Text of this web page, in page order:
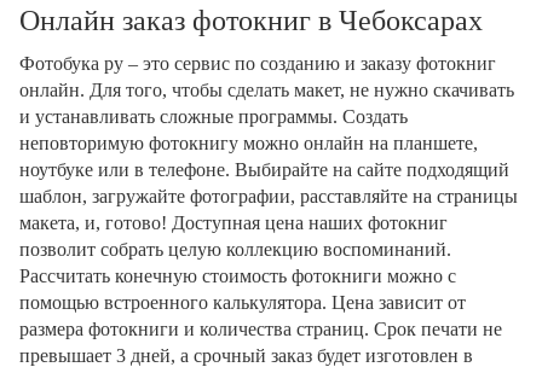
Онлайн заказ фотокниг в Чебоксарах
Фотобука ру – это сервис по созданию и заказу фотокниг
онлайн. Для того, чтобы сделать макет, не нужно скачивать
и устанавливать сложные программы. Создать
неповторимую фотокнигу можно онлайн на планшете,
ноутбуке или в телефоне. Выбирайте на сайте подходящий
шаблон, загружайте фотографии, расставляйте на страницы
макета, и, готово! Доступная цена наших фотокниг
позволит собрать целую коллекцию воспоминаний.
Рассчитать конечную стоимость фотокниги можно с
помощью встроенного калькулятора. Цена зависит от
размера фотокниги и количества страниц. Срок печати не
превышает 3 дней, а срочный заказ будет изготовлен в